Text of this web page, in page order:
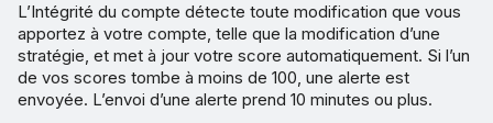
L’Intégrité du compte détecte toute modification que vous
apportez à votre compte, telle que la modification d’une
stratégie, et met à jour votre score automatiquement. Si l’un
de vos scores tombe à moins de 100, une alerte est
envoyée. L’envoi d’une alerte prend 10 minutes ou plus.